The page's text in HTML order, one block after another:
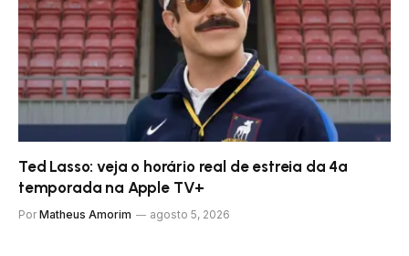
Ted Lasso: veja o horário real de estreia da 4ª
temporada na Apple TV+
Por Matheus Amorim agosto 5, 2026